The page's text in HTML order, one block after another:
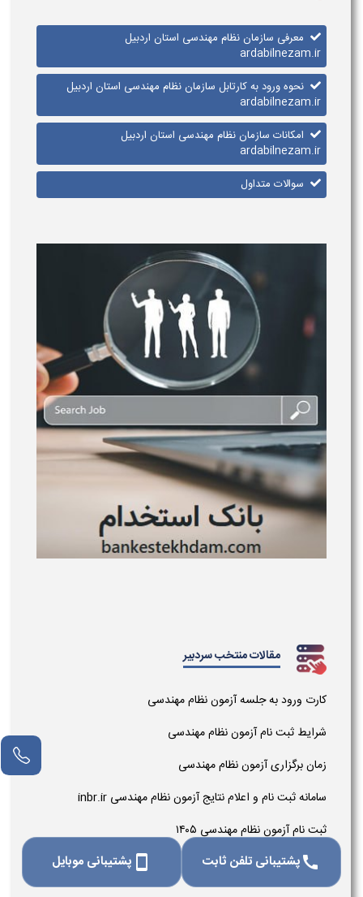
معرفی سازمان نظام مهندسی استان اردبیل
ardabilnezam.ir
نحوه ورود به کارتابل سازمان نظام مهندسی استان اردبیل
ardabilnezam.ir
امکانات سازمان نظام مهندسی استان اردبیل
ardabilnezam.ir
سوالات متداول
مقالات منتخب سردبیر
کارت ورود به جلسه آزمون نظام مهندسی
شرایط ثبت نام آزمون نظام مهندسی
زمان برگزاری آزمون نظام مهندسی
سامانه ثبت نام و اعلام نتایج آزمون نظام مهندسی inbr.ir
ثبت نام آزمون نظام مهندسی ۱۴۰۵
callپشتیبانی تلفن ثابت smartphone پشتیبانی موبایل